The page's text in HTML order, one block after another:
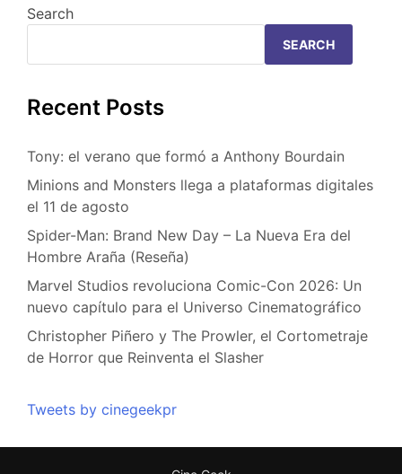
Search
SEARCH
Recent Posts
Tony: el verano que formó a Anthony Bourdain
Minions and Monsters llega a plataformas digitales
el 11 de agosto
Spider-Man: Brand New Day – La Nueva Era del
Hombre Araña (Reseña)
Marvel Studios revoluciona Comic-Con 2026: Un
nuevo capítulo para el Universo Cinematográfico
Christopher Piñero y The Prowler, el Cortometraje
de Horror que Reinventa el Slasher
Tweets by cinegeekpr